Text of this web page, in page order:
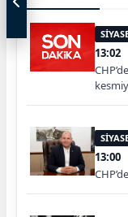
13:02
13:00